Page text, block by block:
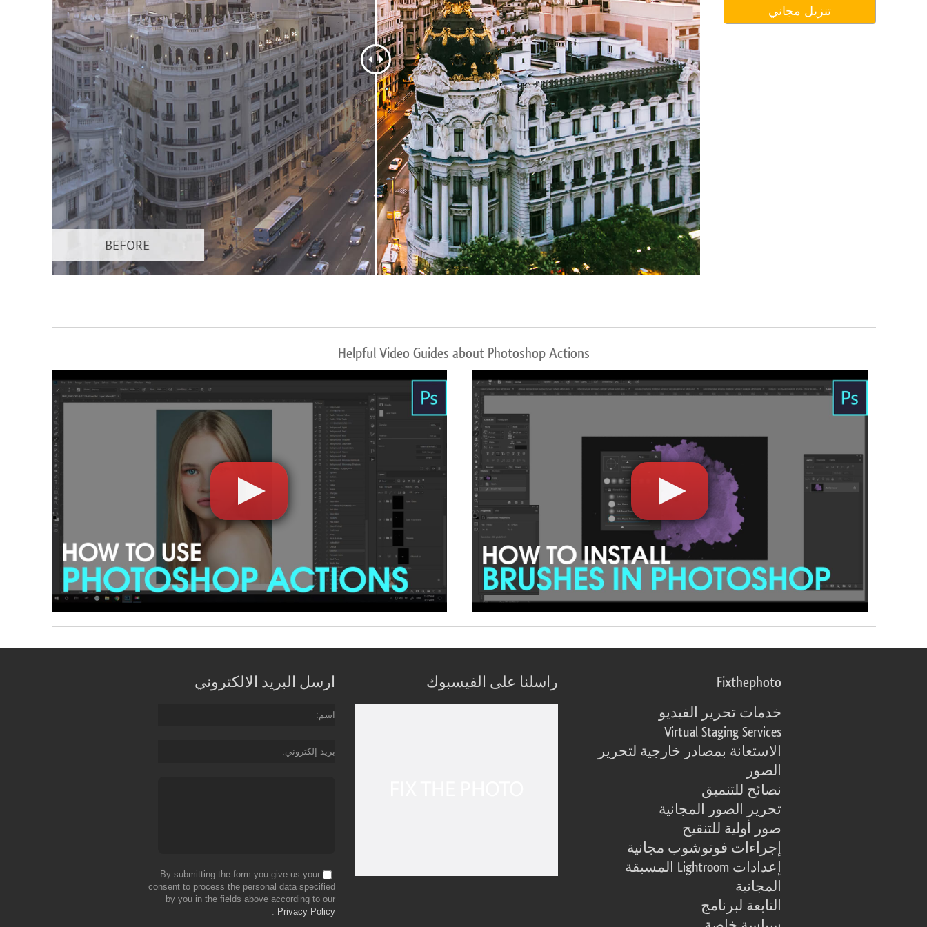
تنقيح المنتجات خدمات تنميق المجوهرات بيانات تدريب الذكاء
الاصطناعي
Video Editing Services تنزيل مجاني
Helpful Video Guides about Photoshop Actions
ارسل البريد الالكتروني
اسم
بريد إلكتروني
By submitting the form you give us your
consent to process the personal data specified
by you in the fields above according to our
Privacy Policy
راسلنا على الفيسبوك Fixthephoto
خدمات تحرير الفيديو
Virtual Staging Services
الاستعانة بمصادر خارجية لتحرير
الصور
نصائح للتنميق
تحرير الصور المجانية
صور أولية للتنقيح
إجراءات فوتوشوب مجانية
إعدادات Lightroom المسبقة
المجانية
التابعة لبرنامج